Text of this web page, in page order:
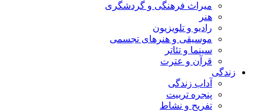
میراث فرهنگی و گردشگری
هنر
رادیو و تلویزیون
موسیقی و هنرهای تجسمی
سینما و تئاتر
قرآن و عترت
زندگی
آداب زندگی
پنجره تربیت
تفریح و نشاط